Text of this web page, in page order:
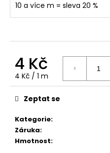
10 a více m = sleva 20 %
4 Kč
Měrná
cena:
4 Kč / 1 m
Kategorie:
Záruka:
Hmotnost:
Zeptat se
u
č
u
e
m
e